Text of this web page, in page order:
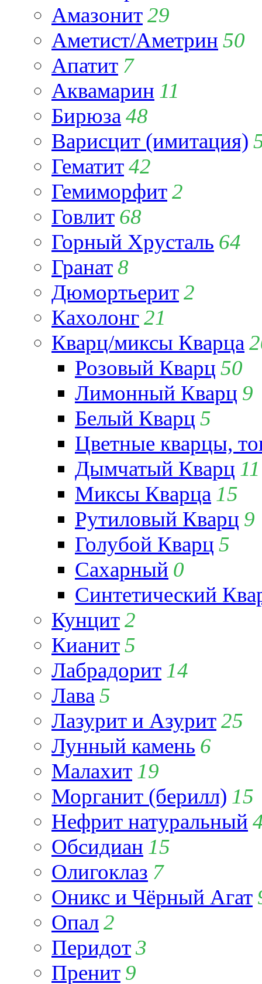
Амазонит29
Аметист/Аметрин 50
Апатит 7
Аквамарин 11
Бирюза 48
Варисцит (имитация)
Гематит42
Гемиморфит2
Говлит 68
Горный Хрусталь 64
Гранат8
Дюмортьерит2
Кахолонг21
Кварц/миксы Кварца
Розовый Кварц 50
Лимонный Кварц 9
Белый Кварц 5
Цветные кварцы,
Дымчатый Кварц 11
Миксы Кварца 15
Рутиловый Кварц 9
Голубой Кварц 5
Сахарный 0
Синтетический
Кунцит2
Кианит5
Лабрадорит 14
Лава 5
Лазурит и Азурит25
Лунный камень 6
Малахит 19
Морганит (берилл) 15
Нефрит натуральный
Обсидиан 15
Олигоклаз 7
Оникс и Чёрный Агат
Опал2
Перидот3
Пренит 9